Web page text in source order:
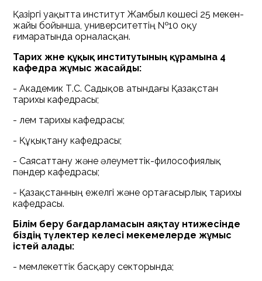
Қазіргі уақытта институт Жамбыл көшесі 25 мекен-
жайы бойынша, университеттің №10 оқу
ғимаратында орналасқан.
Тарих және құқық институтының құрамына 4
кафедра жұмыс жасайды:
- Академик Т.С. Садықов атындағы Қазақстан
тарихы кафедрасы;
- Әлем тарихы кафедрасы;
- Құқықтану кафедрасы;
- Саясаттану және әлеуметтік-философиялық
пәндер кафедрасы;
- Қазақстанның ежелгі және ортағасырлық тарихы
кафедрасы.
Білім беру бағдарламасын аяқтау нәтижесінде
біздің түлектер келесі мекемелерде жұмыс
істей алады:
- мемлекеттік басқару секторында;